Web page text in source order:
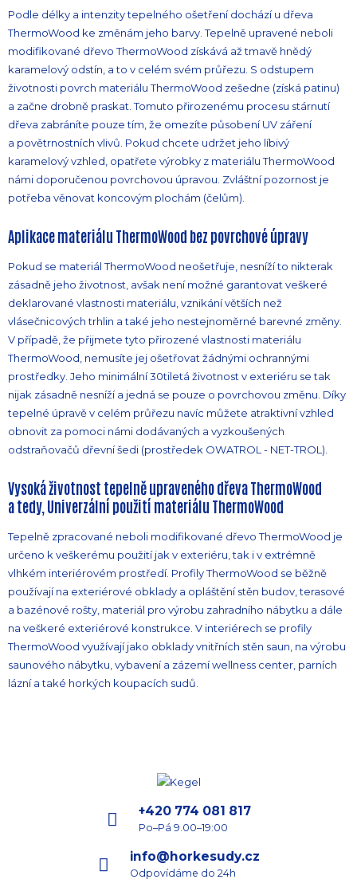
Podle délky a intenzity tepelného ošetření dochází u dřeva
ThermoWood ke změnám jeho barvy. Tepelně upravené neboli
modifikované dřevo ThermoWood získává až tmavě hnědý
karamelový odstín, a to v celém svém průřezu. S odstupem
životnosti povrch materiálu ThermoWood zešedne (získá patinu)
a začne drobně praskat. Tomuto přirozenému procesu stárnutí
dřeva zabráníte pouze tím, že omezíte působení UV záření
a povětrnostních vlivů. Pokud chcete udržet jeho líbivý
karamelový vzhled, opatřete výrobky z materiálu ThermoWood
námi doporučenou povrchovou úpravou. Zvláštní pozornost je
potřeba věnovat koncovým plochám (čelům).
Aplikace materiálu ThermoWood bez povrchové úpravy
Pokud se materiál ThermoWood neošetřuje, nesníží to nikterak
zásadně jeho životnost, avšak není možné garantovat veškeré
deklarované vlastnosti materiálu, vznikání větších než
vlásečnicových trhlin a také jeho nestejnoměrné barevné změny.
V případě, že přijmete tyto přirozené vlastnosti materiálu
ThermoWood, nemusíte jej ošetřovat žádnými ochrannými
prostředky. Jeho minimální 30tiletá životnost v exteriéru se tak
nijak zásadně nesníží a jedná se pouze o povrchovou změnu. Díky
tepelné úpravě v celém průřezu navíc můžete atraktivní vzhled
obnovit za pomoci námi dodávaných a vyzkoušených
odstraňovačů dřevní šedi (prostředek OWATROL - NET-TROL).
Vysoká životnost tepelně upraveného dřeva ThermoWood
a tedy, Univerzální použití materiálu ThermoWood
Tepelně zpracované neboli modifikované dřevo ThermoWood je
určeno k veškerému použití jak v exteriéru, tak i v extrémně
vlhkém interiérovém prostředí. Profily ThermoWood se běžně
používají na exteriérové obklady a opláštění stěn budov, terasové
a bazénové rošty, materiál pro výrobu zahradního nábytku a dále
na veškeré exteriérové konstrukce. V interiérech se profily
ThermoWood využívají jako obklady vnitřních stěn saun, na výrobu
saunového nábytku, vybavení a zázemí wellness center, parních
lázní a také horkých koupacích sudů.
+420 774 081 817
Po–Pá 9.00–19:00
info@horkesudy.cz
Odpovídáme do 24h